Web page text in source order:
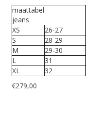
maattabel
jeans
XS
26-27
S
28-29
M
29-30
L
31
XL
32
€279,00